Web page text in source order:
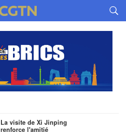
La visite de Xi Jinping
renforce l'amitié